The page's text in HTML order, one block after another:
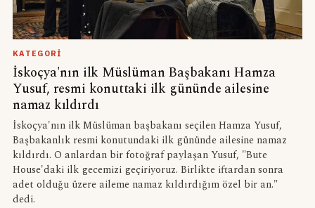
KATEGORI
İskoçya'nın ilk Müslüman Başbakanı Hamza
Yusuf, resmi konuttaki ilk gününde ailesine
namaz kıldırdı
İskoçya'nın ilk Müslüman başbakanı seçilen Hamza Yusuf,
Başbakanlık resmi konutundaki ilk gününde ailesine namaz
kıldırdı. O anlardan bir fotoğraf paylaşan Yusuf, "Bute
House'daki ilk gecemizi geçiriyoruz. Birlikte iftardan sonra
adet olduğu üzere aileme namaz kıldırdığım özel bir an."
dedi.